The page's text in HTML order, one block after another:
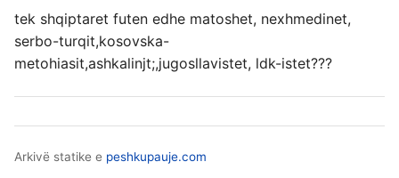
tek shqiptaret futen edhe matoshet, nexhmedinet,
serbo-turqit,kosovska-
metohiasit,ashkalinjt;,jugosllavistet, ldk-istet???
Arkivë statike e peshkupauje.com